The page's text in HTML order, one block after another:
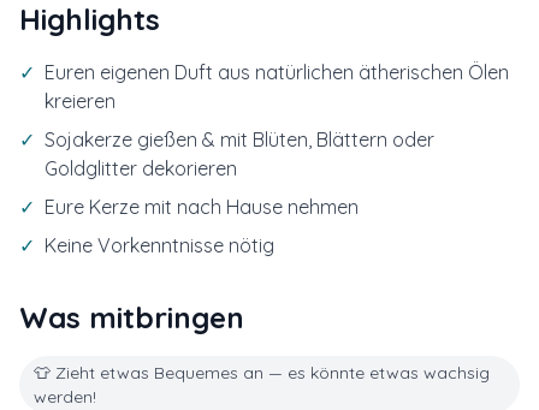
Highlights
✓ Euren eigenen Duft aus natürlichen ätherischen Ölen
kreieren
✓ Sojakerze gießen & mit Blüten, Blättern oder
Goldglitter dekorieren
✓ Eure Kerze mit nach Hause nehmen
✓ Keine Vorkenntnisse nötig
Was mitbringen
👕 Zieht etwas Bequemes an — es könnte etwas wachsig
werden!